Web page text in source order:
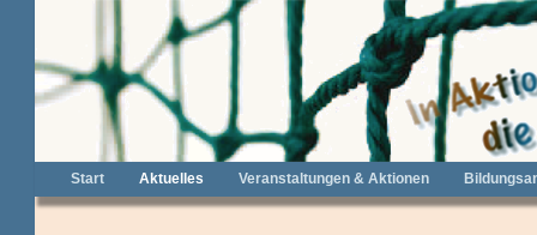
Start Aktuelles Veranstaltungen & Aktionen